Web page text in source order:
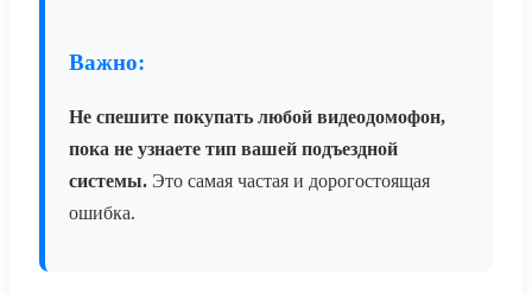
Важно:
Не спешите покупать любой видеодомофон,
пока не узнаете тип вашей подъездной
системы. Это самая частая и дорогостоящая
ошибка.